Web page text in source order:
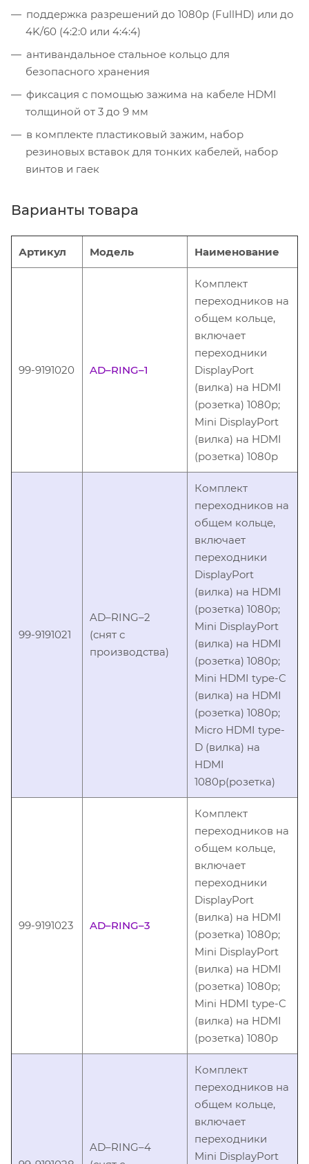
поддержка разрешений до 1080p (FullHD) или до
4K/60 (4:2:0 или 4:4:4)
антивандальное стальное кольцо для
безопасного хранения
фиксация с помощью зажима на кабеле HDMI
толщиной от 3 до 9 мм
в комплекте пластиковый зажим, набор
резиновых вставок для тонких кабелей, набор
винтов и гаек
Варианты товара
Артикул Модель Наименование
99-9191020 AD–RING–1
Комплект
переходников на
общем кольце,
включает
переходники
DisplayPort
(вилка) на HDMI
(розетка) 1080p;
Mini DisplayPort
(вилка) на HDMI
(розетка) 1080p
99-9191021
AD–RING–2
(снят с
производства)
Комплект
переходников на
общем кольце,
включает
переходники
DisplayPort
(вилка) на HDMI
(розетка) 1080p;
Mini DisplayPort
(вилка) на HDMI
(розетка) 1080p;
Mini HDMI type-C
(вилка) на HDMI
(розетка) 1080p;
Micro HDMI type-
D (вилка) на
HDMI
1080p(розетка)
99-9191023 AD–RING–3
Комплект
переходников на
общем кольце,
включает
переходники
DisplayPort
(вилка) на HDMI
(розетка) 1080p;
Mini DisplayPort
(вилка) на HDMI
(розетка) 1080p;
Mini HDMI type-C
(вилка) на HDMI
(розетка) 1080p
AD–RING–4
Комплект
переходников на
общем кольце,
включает
переходники
Mini DisplayPort